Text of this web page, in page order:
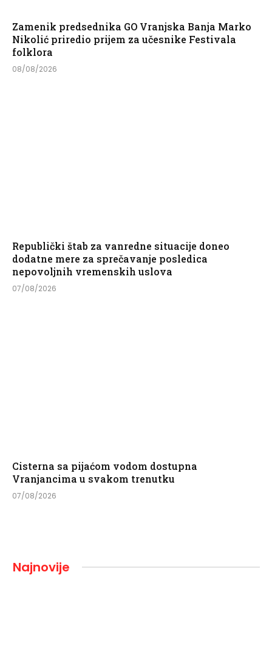
Zamenik predsednika GO Vranjska Banja Marko
Nikolić priredio prijem za učesnike Festivala
folklora
08/08/2026
Republički štab za vanredne situacije doneo
dodatne mere za sprečavanje posledica
nepovoljnih vremenskih uslova
07/08/2026
Cisterna sa pijaćom vodom dostupna
Vranjancima u svakom trenutku
07/08/2026
Najnovije